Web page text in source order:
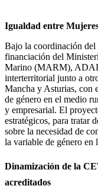
Igualdad entre
Bajo la coordinación
financiación del
Marino (MARM),
interterritorial junto a
Mancha y Asturias, con
de género en el medio
y empresarial. El
estratégicos, para tratar
sobre la necesidad de
la variable de género
Dinamización de la
acreditados